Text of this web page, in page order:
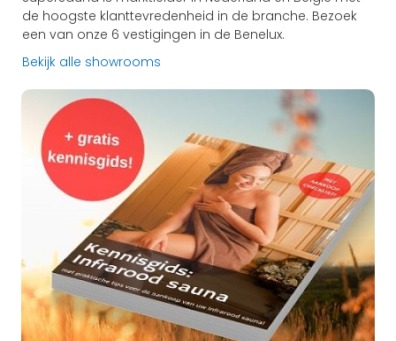
de hoogste klanttevredenheid in de branche. Bezoek
een van onze 6 vestigingen in de Benelux.
Bekijk alle showrooms